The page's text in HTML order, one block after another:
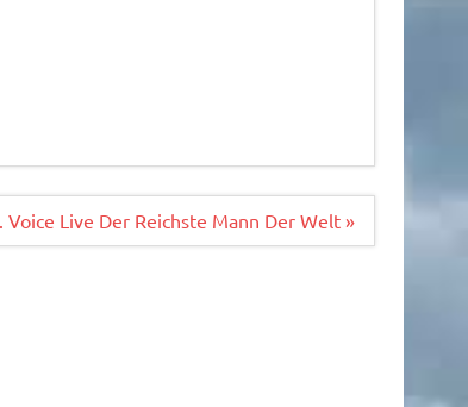
Live Der Reichste Mann Der Welt »